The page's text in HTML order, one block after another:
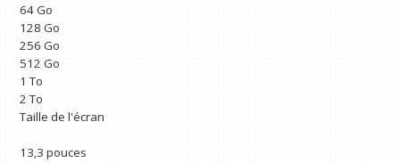
64 Go
128 Go
256 Go
512 Go
1 To
2 To
Taille de l'écran
13,3 pouces